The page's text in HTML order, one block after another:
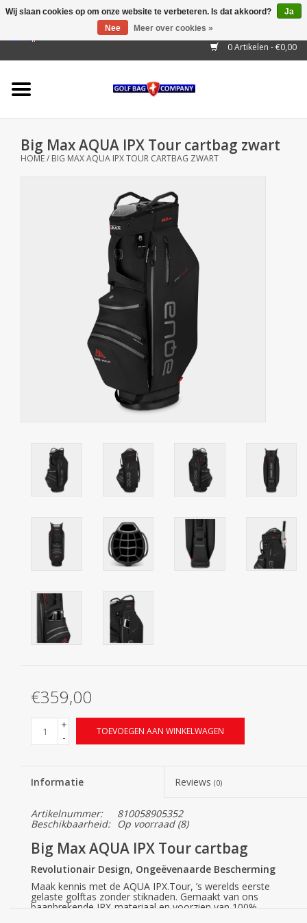
USD/AUD
0 Artikelen - €0,00
Home
Outlet!
Stand Bags
Big Max AQUA IPX Tour cartbag zwart
HOME/ BIG MAX AQUA IPX TOUR CARTBAG ZWART
€359,00
+
-
TOEVOEGEN AAN WINKELWAGEN
Informatie Reviews (0)
Artikelnummer: 810058905352
Beschikbaarheid: Op voorraad(8)
Big Max AQUA IPX Tour cartbag
Revolutionair Design, Ongeëvenaarde Bescherming
Maak kennis met de AQUA IPX.Tour, ’s werelds eerste
gelaste golftas zonder stiknaden. Gemaakt van ons
baanbrekende IPX-materiaal en voorzien van 100%
Wij slaan cookies op om onze website te verbeteren. Is dat akkoord?
Ja
Nee
Meer over cookies »